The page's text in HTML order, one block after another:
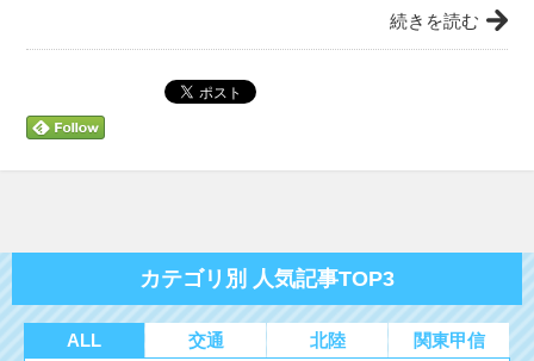
続きを読む
カテゴリ別 人気記事TOP3
ALL 交通 北陸 関東甲信